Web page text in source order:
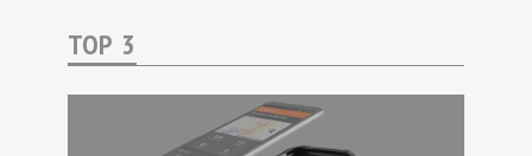
TOP 3